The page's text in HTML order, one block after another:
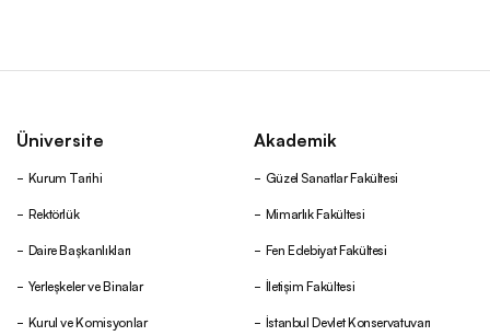
Üniversite
Kurum Tarihi
Rektörlük
Daire Başkanlıkları
Yerleşkeler ve Binalar
Kurul ve Komisyonlar
Akademik
Güzel Sanatlar Fakültesi
Mimarlık Fakültesi
Fen Edebiyat Fakültesi
İletişim Fakültesi
İstanbul Devlet Konservatuvarı